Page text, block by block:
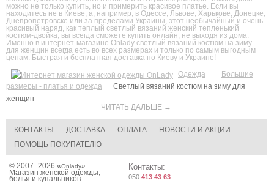
можно не только купить, но и примерить красивое платье. Если вы
находитесь не в Киеве, а, например, в Одессе, Львове, Харькове, Донецке,
Днепропетровске или за пределами Украины, этот необычайный и очень
красивый наряд, как теплый светлый вязаний женский тепленький
костюм-двойка, вы всегда сможете купить онлайн, не выходя из дома.
Именно в интернет-магазине Onlady светлый вязаний костюм на зиму
для женщин всегда есть во всех размерах и только по самым выгодным
ценам. Быстрая и бесплатная доставка по Киеву и Украине!
ЧИТАТЬ ДАЛЬШЕ →
Одежда
Большие
размеры - платья и одежда
Светлый вязаний костюм на зиму для
женщин
КОНТАКТЫ ДОСТАВКА ОПЛАТА
НОВОСТИ И АКЦИИ
ПОМОЩЬ ПОКУПАТЕЛЮ
© 2007–2026 «Onlady»
Магазин женской одежды,
белья и купальников
Контакты:
050 413 43 63